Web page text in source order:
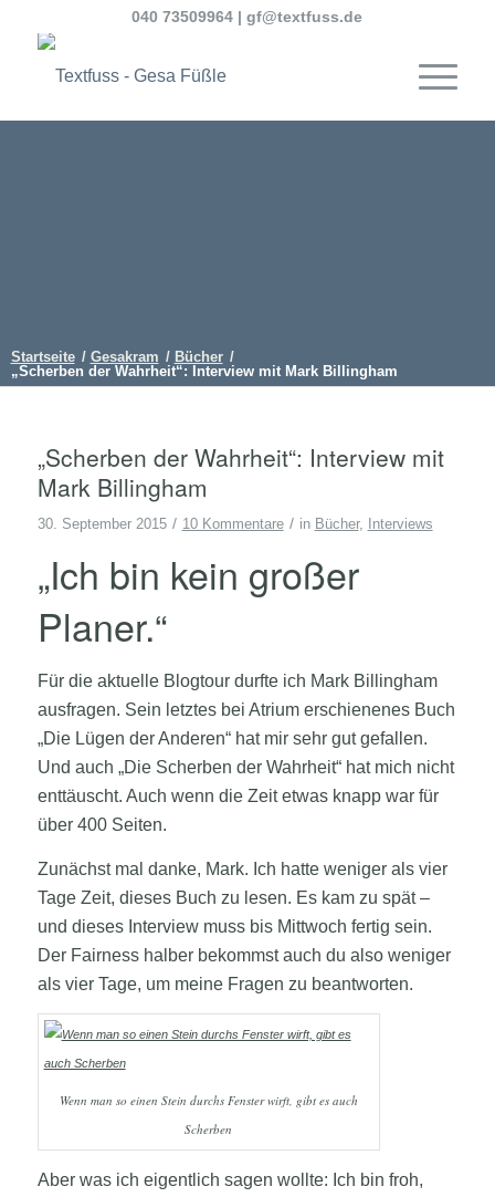
040 73509964 |gf@textfuss.de
Startseite / Gesakram / Bücher /
„Scherben der Wahrheit“: Interview mit Mark Billingham
„Scherben der Wahrheit“: Interview mit
Mark Billingham
30. September 2015 / 10 Kommentare / in Bücher, Interviews
„Ich bin kein großer
Planer.“
Für die aktuelle Blogtour durfte ich Mark Billingham
ausfragen. Sein letztes bei Atrium erschienenes Buch
„Die Lügen der Anderen“ hat mir sehr gut gefallen.
Und auch „Die Scherben der Wahrheit“ hat mich nicht
enttäuscht. Auch wenn die Zeit etwas knapp war für
über 400 Seiten.
Zunächst mal danke, Mark. Ich hatte weniger als vier
Tage Zeit, dieses Buch zu lesen. Es kam zu spät –
und dieses Interview muss bis Mittwoch fertig sein.
Der Fairness halber bekommst auch du also weniger
als vier Tage, um meine Fragen zu beantworten.
Wenn man so einen Stein durchs Fenster wirft, gibt es auch
Scherben
Aber was ich eigentlich sagen wollte: Ich bin froh,